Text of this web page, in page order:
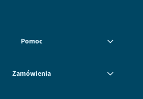
Pomoc
Zamówienia